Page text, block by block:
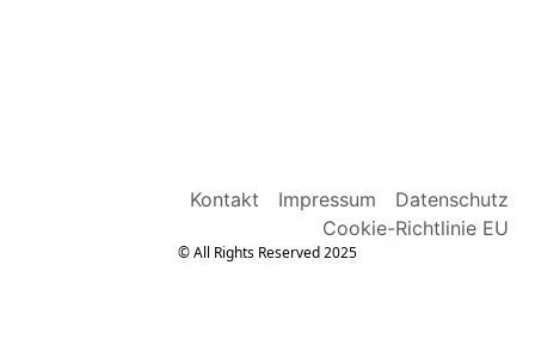
Kontakt Impressum
Datenschutz
Cookie-Richtlinie EU
© All Rights Reserved 2025